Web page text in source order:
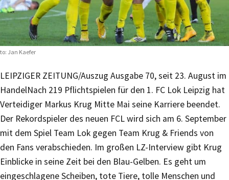
Jan Kaefer
LEIPZIGER ZEITUNG/Auszug Ausgabe 70, seit 23. August im
HandelNach 219 Pflichtspielen für den 1. FC Lok Leipzig hat
Verteidiger Markus Krug Mitte Mai seine Karriere beendet.
Der Rekordspieler des neuen FCL wird sich am 6. September
mit dem Spiel Team Lok gegen Team Krug & Friends von
den Fans verabschieden. Im großen LZ-Interview gibt Krug
Einblicke in seine Zeit bei den Blau-Gelben. Es geht um
eingeschlagene Scheiben, tote Tiere, tolle Menschen und